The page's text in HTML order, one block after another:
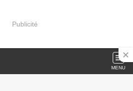
Publicité
MENU